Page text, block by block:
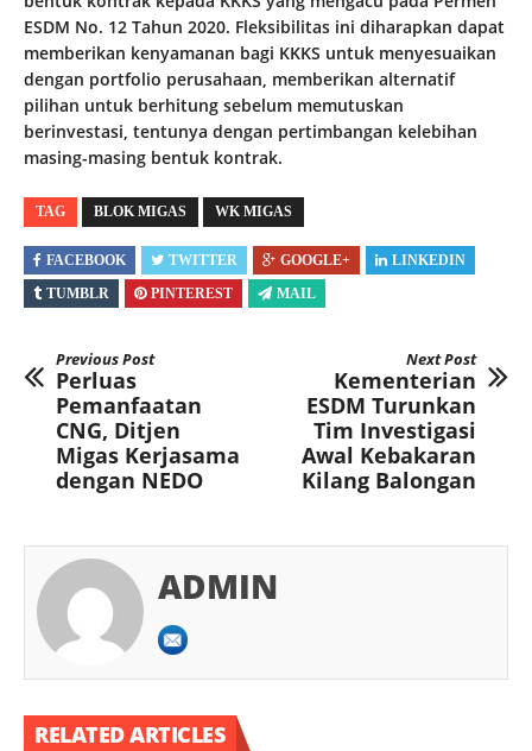
ESDM No. 12 Tahun 2020. Fleksibilitas ini diharapkan dapat
memberikan kenyamanan bagi KKKS untuk menyesuaikan
dengan portfolio perusahaan, memberikan alternatif
pilihan untuk berhitung sebelum memutuskan
berinvestasi, tentunya dengan pertimbangan kelebihan
masing-masing bentuk kontrak.
TAG BLOK MIGAS WK MIGAS
FACEBOOK TWITTER GOOGLE+
LINKEDIN
TUMBLR
PINTEREST MAIL
Previous Post
Perluas
Pemanfaatan
CNG, Ditjen
Migas Kerjasama
dengan NEDO
Next Post
Kementerian
ESDM Turunkan
Tim Investigasi
Awal Kebakaran
Kilang Balongan
ADMIN
RELATED ARTICLES